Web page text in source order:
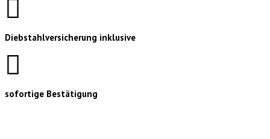
Diebstahlversicherung inklusive
sofortige Bestätigung